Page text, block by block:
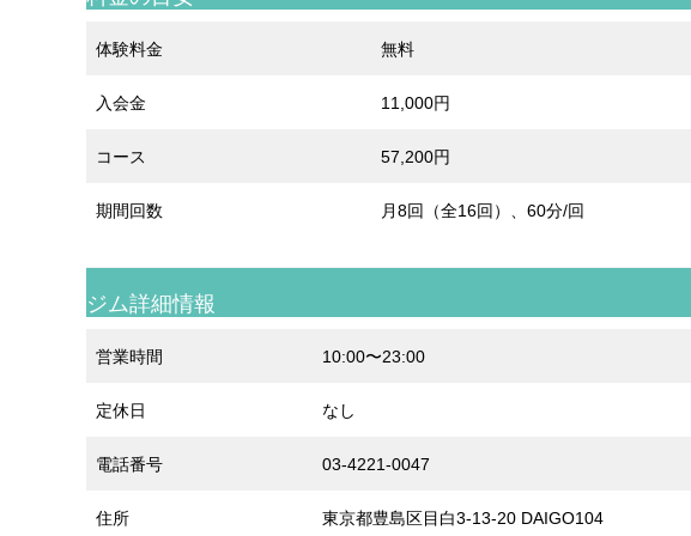
体験料金 無料
入会金 11,000円
コース 57,200円
期間回数 月8回（全16回）、60分/回
ジム詳細情報
営業時間 10:00〜23:00
定休日 なし
電話番号 03-4221-0047
住所 東京都豊島区目白3-13-20 DAIGO104